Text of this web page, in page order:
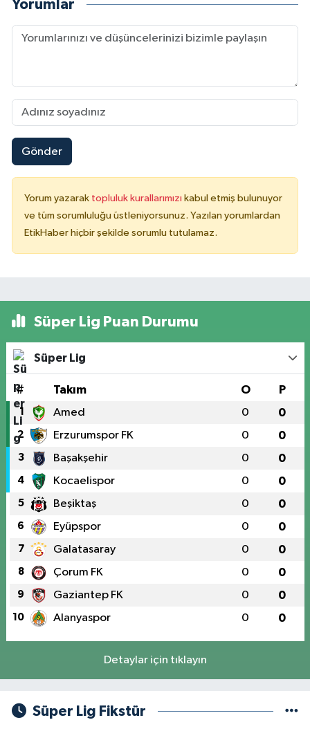
Yorumlar
Gönder
Yorum yazarak topluluk kurallarımızı kabul etmiş bulunuyor
ve tüm sorumluluğu üstleniyorsunuz. Yazılan yorumlardan
EtikHaber hiçbir şekilde sorumlu tutulamaz.
Süper Lig Puan Durumu
Süper Lig
# Takım O P
1 Amed 0 0
2 Erzurumspor FK 0 0
3 Başakşehir 0 0
4 Kocaelispor 0 0
5 Beşiktaş 0 0
6 Eyüpspor 0 0
7 Galatasaray 0 0
8 Çorum FK 0 0
9 Gaziantep FK 0 0
10 Alanyaspor 0 0
Detaylar için tıklayın
Süper Lig Fikstür